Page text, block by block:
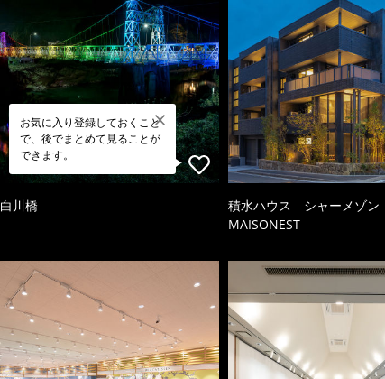
お気に入り登録しておくこと
で、後でまとめて見ることが
できます。
白川橋
積水ハウス シャーメゾン
MAISONEST